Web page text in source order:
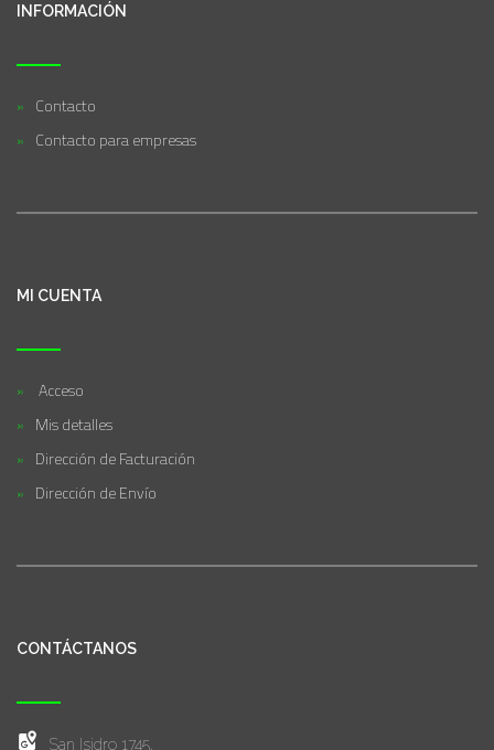
INFORMACIÓN
Contacto
Contacto para empresas
MI CUENTA
Acceso
Mis detalles
Dirección de Facturación
Dirección de Envío
CONTÁCTANOS
San Isidro 1745,